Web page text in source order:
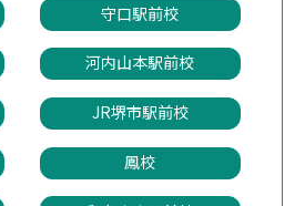
守口駅前校
河内山本駅前校
JR堺市駅前校
鳳校